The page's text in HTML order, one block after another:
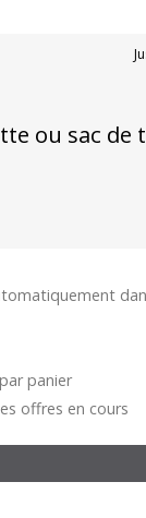
ou sac de
panier
offres en cours